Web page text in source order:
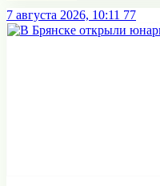
7 августа 2026, 10:11 77